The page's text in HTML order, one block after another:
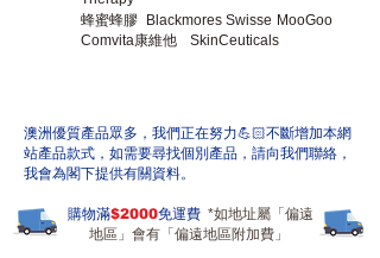
蜂蜜蜂膠 Blackmores Swisse MooGoo
Comvita康維他
SkinCeuticals
​澳洲優質產品眾多，我們正在努力💪🏻不斷增加本網
站產品款式，如需要尋找個別產品，請向我們聯絡，
我會為閣下提供有關資料。
購物滿$2000免運費 *如地址屬「偏遠
地區」會有「偏遠地區附加費」